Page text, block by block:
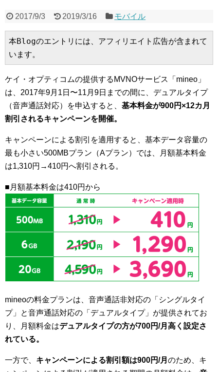
2017/9/3 2019/3/16 モバイル
本Blogのエントリには、アフィリエイト広告が含まれて
います。
ケイ・オプティコムの提供するMVNOサービス「mineo」
は、2017年9月1日〜11月9日までの間に、デュアルタイプ
（音声通話対応）を申込すると、 基本料金が900円×12カ月
割引されるキャンペーンを開催。
キャンペーンによる割引を適用すると、基本データ容量の
最も小さい500MBプラン（Aプラン）では、月額基本料金
は1,310円→410円へ割引される。
■月額基本料金は410円から
mineoの料金プランは、音声通話非対応の「シングルタイ
プ」と音声通話対応の「デュアルタイプ」が提供されてお
り、月額料金はデュアルタイプの方が700円/月高く設定さ
れている。
一方で、 キャンペーンによる割引額は900円/月 のため、キ